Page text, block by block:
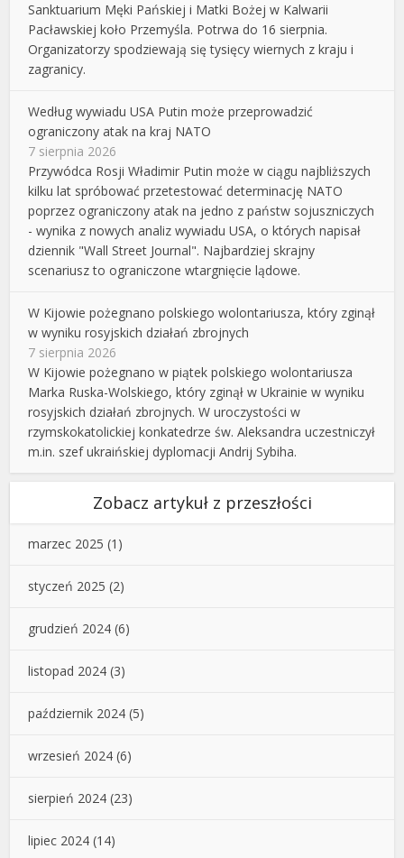
Sanktuarium Męki Pańskiej i Matki Bożej w Kalwarii
Pacławskiej koło Przemyśla. Potrwa do 16 sierpnia.
Organizatorzy spodziewają się tysięcy wiernych z kraju i
zagranicy.
Według wywiadu USA Putin może przeprowadzić
ograniczony atak na kraj NATO
7 sierpnia 2026
Przywódca Rosji Władimir Putin może w ciągu najbliższych
kilku lat spróbować przetestować determinację NATO
poprzez ograniczony atak na jedno z państw sojuszniczych
- wynika z nowych analiz wywiadu USA, o których napisał
dziennik "Wall Street Journal". Najbardziej skrajny
scenariusz to ograniczone wtargnięcie lądowe.
W Kijowie pożegnano polskiego wolontariusza, który zginął
w wyniku rosyjskich działań zbrojnych
7 sierpnia 2026
W Kijowie pożegnano w piątek polskiego wolontariusza
Marka Ruska-Wolskiego, który zginął w Ukrainie w wyniku
rosyjskich działań zbrojnych. W uroczystości w
rzymskokatolickiej konkatedrze św. Aleksandra uczestniczył
m.in. szef ukraińskiej dyplomacji Andrij Sybiha.
Zobacz artykuł z przeszłości
marzec 2025 (1)
styczeń 2025 (2)
grudzień 2024 (6)
listopad 2024 (3)
październik 2024 (5)
wrzesień 2024 (6)
sierpień 2024 (23)
lipiec 2024 (14)